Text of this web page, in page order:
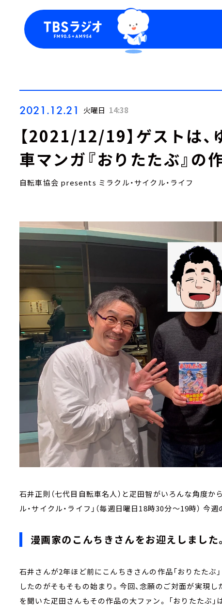
2021.12.21 火曜日 14:38
【2021/12/19】ゲストは
車マンガ『おりたたぶ』の
自転車協会 presents ミラクル・サイクル・ライフ
石井正則（七代目自転車名人）と疋田智がいろんな角度
ル・サイクル・ライフ」（毎週日曜日18時30分～19時） 今
漫画家のこんちきさんをお迎えしました
石井さんが2年ほど前にこんちきさんの作品「おりたたぶ
したのがそもそもの始まり。今回、念願のご対面が実現
を聞いた疋田さんもその作品の大ファン。 「おりたたぶ